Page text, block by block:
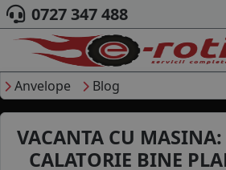
ACASA
DESPRE NOI
ANVELOPE
CAMION
MOTO
0727 347 488
Anvelope Blog
VACANTA CU
CALATORIE BINE